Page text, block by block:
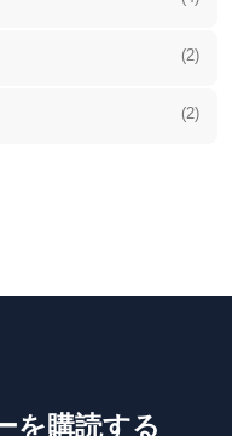
(2)
(2)
を購読する